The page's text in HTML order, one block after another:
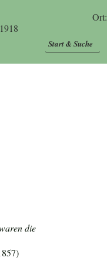
Ort:
Start & Suche
die